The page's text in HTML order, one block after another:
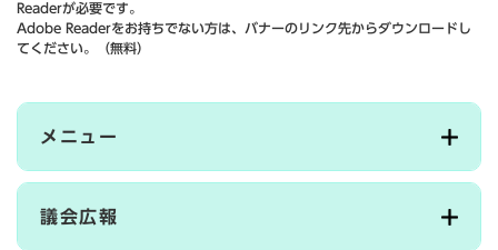
Readerが必要です。
Adobe Readerをお持ちでない方は、バナーのリンク先からダウンロードし
てください。（無料）
メニュー
議会広報